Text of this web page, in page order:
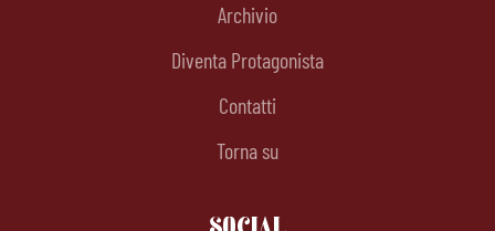
Archivio
Diventa Protagonista
Contatti
Torna su